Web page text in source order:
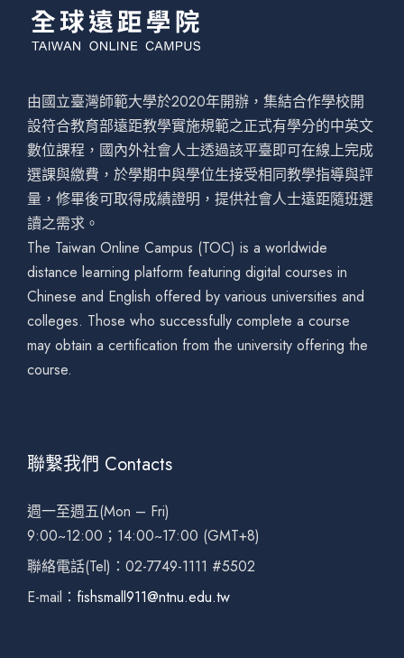
由國立臺灣師範大學於2020年開辦，集結合作學校開
設符合教育部遠距教學實施規範之正式有學分的中英文
數位課程，國內外社會人士透過該平臺即可在線上完成
選課與繳費，於學期中與學位生接受相同教學指導與評
量，修畢後可取得成績證明，提供社會人士遠距隨班選
讀之需求。
The Taiwan Online Campus (TOC) is a worldwide
distance learning platform featuring digital courses in
Chinese and English offered by various universities and
colleges. Those who successfully complete a course
may obtain a certification from the university offering the
course.
聯繫我們 Contacts
週一至週五(Mon – Fri)
9:00~12:00；14:00~17:00 (GMT+8)
聯絡電話(Tel)：02-7749-1111 #5502
E-mail： fishsmall911@ntnu.edu.tw